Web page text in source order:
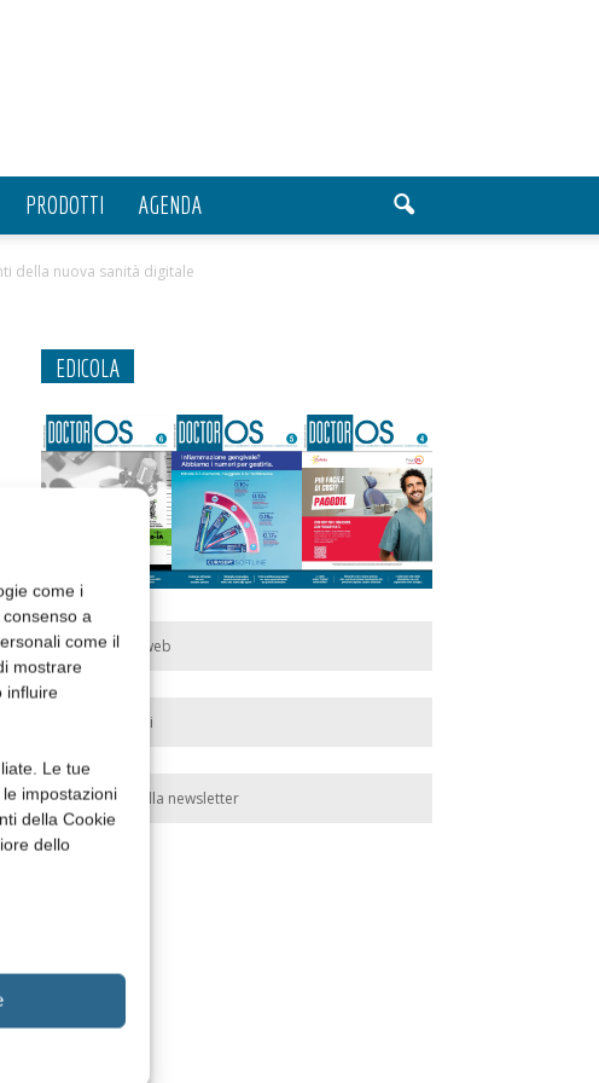
come i
a
come il
mostrare
influire
Le tue
impostazioni
della Cookie
dello
PRODOTTI AGENDA
della nuova sanità digitale
EDICOLA
Edicola web
Abbonati
Iscriviti alla newsletter